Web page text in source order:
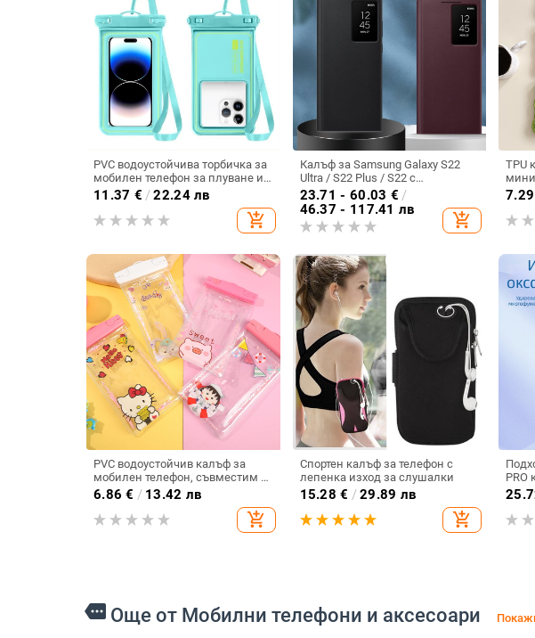
PVC водоустойчива торбичка за
мобилен телефон за плуване и
гмуркане, съвместима със
сензорен екран, самозатваряща
се торба
11.37 € /22.24 лв
add_shopping_cart
Калъф за Samsung Galaxy S22
Ultra / S22 Plus / S22 с
интелигентно прозорче и
защита при заспиване, без
разгъване на капака
23.71 - 60.03 € /
46.37 - 117.41 лв
add_shopping_cart
TPU
7.29
PVC водоустойчив калъф за
мобилен телефон, съвместим с
устройства до 7.2 инча, печат на
лого, персонализиране (PVC •
водоустойчив • до 7.2 инча •
6.86 € / 13.42 лв
add_shopping_cart
Спортен калъф за телефон с
лепенка изход за слушалки
15.28 € /29.89 лв
add_shopping_cart
PRO
more Още от Мобилни телефони и аксесоари